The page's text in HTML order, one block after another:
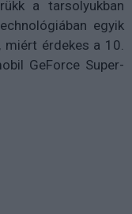
a tarsolyukban
egyik
érdekes a 10.
GeForce Super-